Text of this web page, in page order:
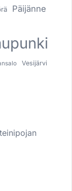
Päijänne
Vesijärvi